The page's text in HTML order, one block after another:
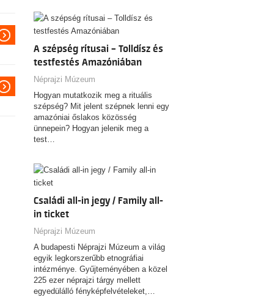
A szépség rítusai – Tolldísz és
testfestés Amazóniában
Néprajzi Múzeum
Hogyan mutatkozik meg a rituális
szépség? Mit jelent szépnek lenni egy
amazóniai őslakos közösség
ünnepein? Hogyan jelenik meg a
test…
Családi all-in jegy / Family all-
in ticket
Néprajzi Múzeum
A budapesti Néprajzi Múzeum a világ
egyik legkorszerűbb etnográfiai
intézménye. Gyűjteményében a közel
225 ezer néprajzi tárgy mellett
egyedülálló fényképfelvételeket,…